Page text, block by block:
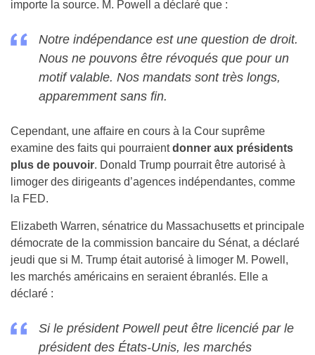
importe la source. M. Powell a déclaré que :
Notre indépendance est une question de droit.
Nous ne pouvons être révoqués que pour un
motif valable. Nos mandats sont très longs,
apparemment sans fin.
Cependant, une affaire en cours à la Cour suprême
examine des faits qui pourraientdonner aux présidents
plus de pouvoir. Donald Trump pourrait être autorisé à
limoger des dirigeants d’agences indépendantes, comme
la FED.
Elizabeth Warren, sénatrice du Massachusetts et principale
démocrate de la commission bancaire du Sénat, a déclaré
jeudi que si M. Trump était autorisé à limoger M. Powell,
les marchés américains en seraient ébranlés. Elle a
déclaré :
Si le président Powell peut être licencié par le
président des États-Unis, les marchés